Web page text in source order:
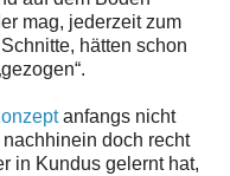
mag, jederzeit zum
hätten schon
anfangs nicht
doch recht
in Kundus gelernt hat,